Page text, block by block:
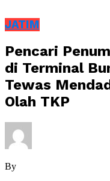
JATIM
Pencari
di Terminal
Tewas
Olah TKP
By